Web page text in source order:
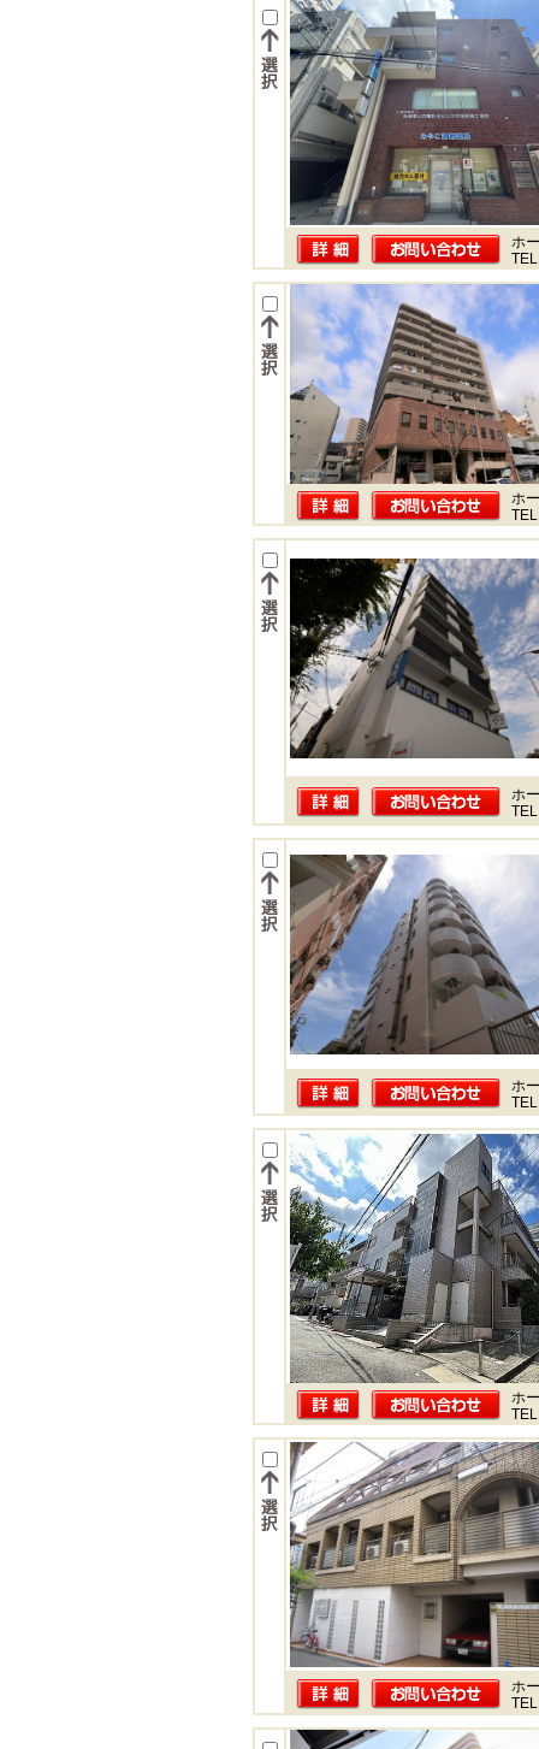
ホ
ホ
ホ
ホ
ホ
ホ